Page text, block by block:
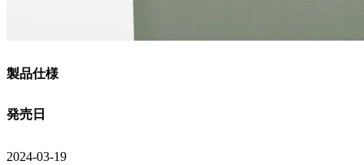
製品仕様
発売日
2024-03-19